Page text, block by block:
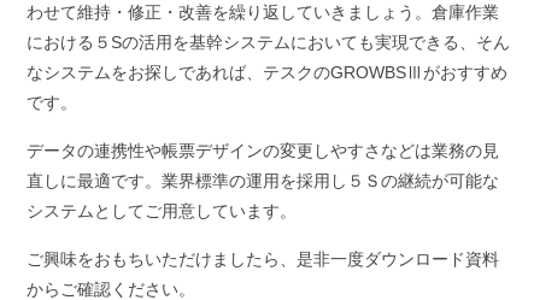
わせて維持・修正・改善を繰り返していきましょう。倉庫作業
における５Sの活用を基幹システムにおいても実現できる、そん
なシステムをお探しであれば、テスクのGROWBSⅢがおすすめ
です。
データの連携性や帳票デザインの変更しやすさなどは業務の見
直しに最適です。業界標準の運用を採用し５Ｓの継続が可能な
システムとしてご用意しています。
ご興味をおもちいただけましたら、是非一度ダウンロード資料
からご確認ください。